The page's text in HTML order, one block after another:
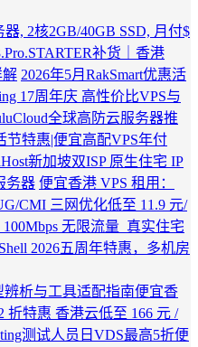
器, 2核2GB/40GB SSD, 月付$
补货｜香港
解 2026年5月RakSmart优惠活
17周年庆 高性价比VPS与
全球高防云服务器推
节特惠|便宜高配VPS年付
新加坡双ISP 原生住宅 IP
务器 便宜香港 VPS 租用：
CMI 三网优化低至 11.9 元/
无限流量_真实住宅
2026五周年特惠，多机房
析与工具适配指南便宜香
折特惠 香港云低至 166 元 /
测试人员日VDS最高5折便